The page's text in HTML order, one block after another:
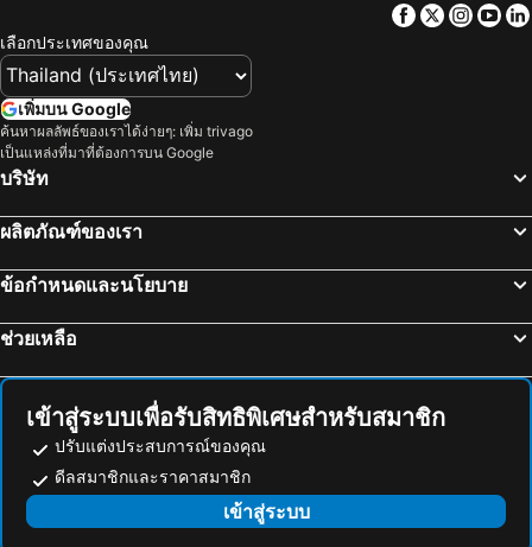
โรงแรม ทัสคานี
โรงแรม คาเมรอนไฮแลนด์
โรงแรม ลักเซมเบิร์ก
โรงแรม สิงคโปร์
โรงแรม ซาโมส
โรงแรม ลิกูเรีย
โรงแรม มาเช่
Facebook
Twitter
เลือกประเทศของคุณ
เพิ่มบน Google
ค้นหาผลลัพธ์ของเราได้ง่ายๆ: เพิ่ม trivago
เป็นแหล่งที่มาที่ต้องการบน Google
บริษัท
ผลิตภัณฑ์ของเรา
ข้อกำหนดและนโยบาย
ช่วยเหลือ
เข้าสู่ระบบเพื่อรับสิทธิพิเศษสำหรับสมาชิก
ปรับแต่งประสบการณ์ของคุณ
ดีลสมาชิกและราคาสมาชิก
เข้าสู่ระบบ